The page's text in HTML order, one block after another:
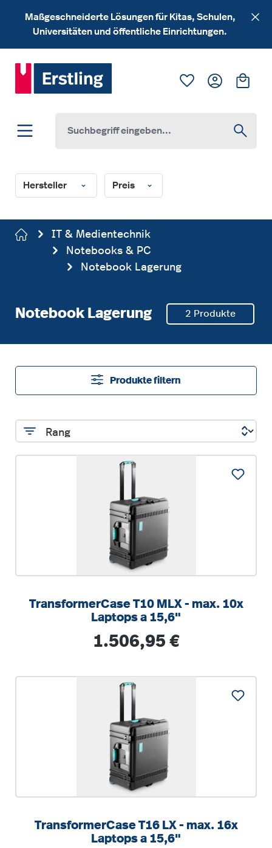
Zum Hauptinhalt springen
Maßgeschneiderte Lösungen für Kitas, Schulen,
Universitäten und öffentliche Einrichtungen.
Du hast 0
Hersteller Preis
IT & Medientechnik
Notebooks & PC
Notebook Lagerung
Notebook Lagerung 2 Produkte
Produkte filtern
TransformerCase T10 MLX - max. 10x
Laptops a 15,6"
Regulärer Preis:
1.506,95 €
TransformerCase T16 LX - max. 16x
Laptops a 15,6"